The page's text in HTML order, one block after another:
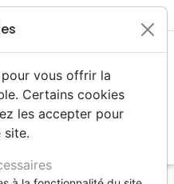
vous offrir la
Certains cookies
les accepter pour
site.